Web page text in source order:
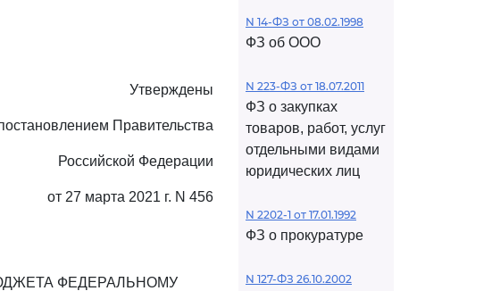
Утверждены
Правительства
Российской Федерации
от 27 марта 2021 г. N 456
ФЕДЕРАЛЬНОМУ
N 14-ФЗ от 08.02.1998
ФЗ об ООО
N 223-ФЗ от 18.07.2011
ФЗ о закупках
товаров, работ, услуг
отдельными видами
юридических лиц
N 2202-1 от 17.01.1992
ФЗ о прокуратуре
N 127-ФЗ 26.10.2002